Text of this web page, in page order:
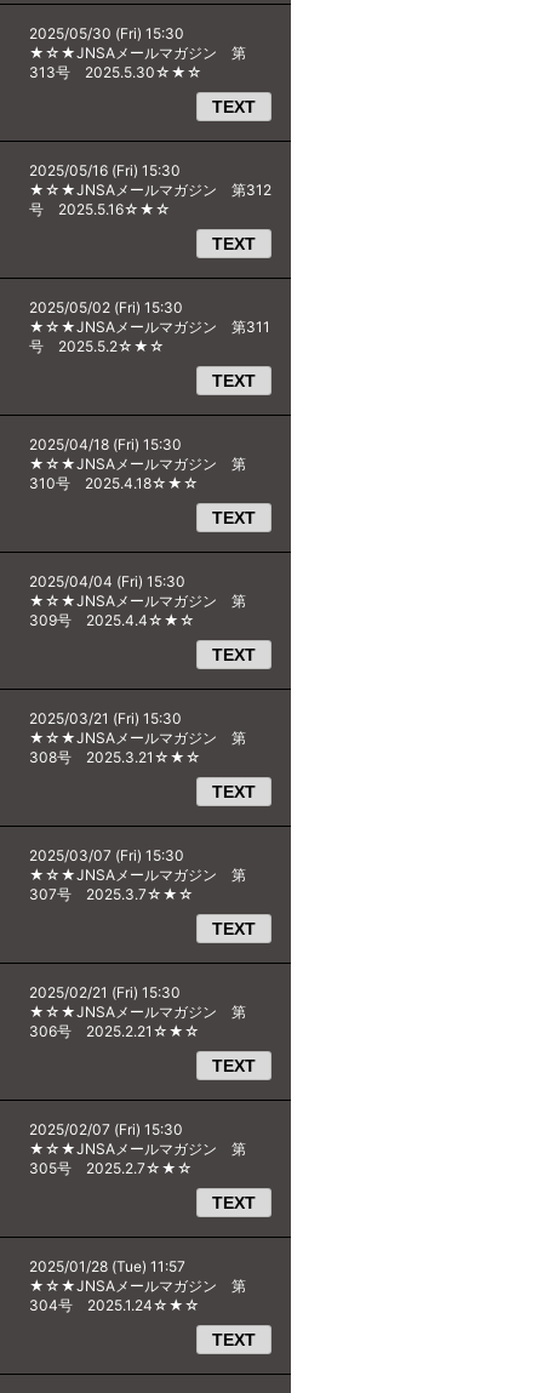
2025/05/30 (Fri) 15:30
★☆★JNSAメールマガジン 第
313号 2025.5.30☆★☆
TEXT
2025/05/16 (Fri) 15:30
★☆★JNSAメールマガジン 第312
号 2025.5.16☆★☆
TEXT
2025/05/02 (Fri) 15:30
★☆★JNSAメールマガジン 第311
号 2025.5.2☆★☆
TEXT
2025/04/18 (Fri) 15:30
★☆★JNSAメールマガジン 第
310号 2025.4.18☆★☆
TEXT
2025/04/04 (Fri) 15:30
★☆★JNSAメールマガジン 第
309号 2025.4.4☆★☆
TEXT
2025/03/21 (Fri) 15:30
★☆★JNSAメールマガジン 第
308号 2025.3.21☆★☆
TEXT
2025/03/07 (Fri) 15:30
★☆★JNSAメールマガジン 第
307号 2025.3.7☆★☆
TEXT
2025/02/21 (Fri) 15:30
★☆★JNSAメールマガジン 第
306号 2025.2.21☆★☆
TEXT
2025/02/07 (Fri) 15:30
★☆★JNSAメールマガジン 第
305号 2025.2.7☆★☆
TEXT
2025/01/28 (Tue) 11:57
★☆★JNSAメールマガジン 第
304号 2025.1.24☆★☆
TEXT